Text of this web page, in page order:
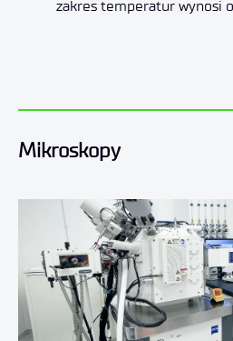
zakres temperatur wynosi
Mikroskopy